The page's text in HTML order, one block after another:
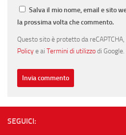
Salva il mio nome, email e sito
la prossima volta che commento.
Questo sito è protetto da
Policye ai Termini di utilizzodi Google.
SEGUICI: